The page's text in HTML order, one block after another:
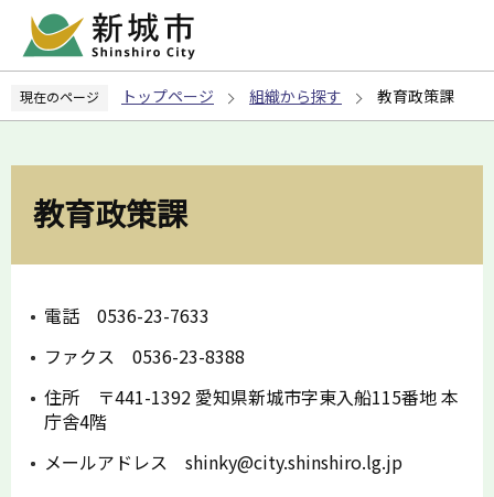
ペ
の
現在のページ トップページ 組織から探す 教育政策課
教育政策課
電話 0536-23-7633
ファクス 0536-23-8388
住所 〒441-1392 愛知県新城市字東入船115番地 本
庁舎4階
メールアドレス shinky@city.shinshiro.lg.jp